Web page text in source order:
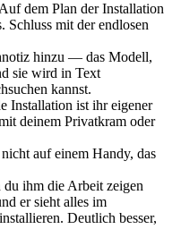
Auf dem Plan der Installation
Schluss mit der endlosen
hinzu — das Modell,
sie wird in Text
kannst.
Installation ist ihr eigener
deinem Privatkram oder
auf einem Handy, das
du ihm die Arbeit zeigen
er sieht alles im
Deutlich besser,